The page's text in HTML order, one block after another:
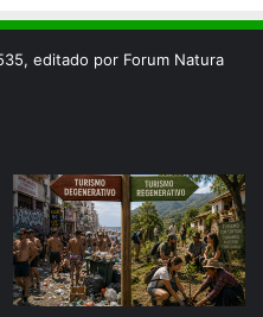
editado por Forum Natura